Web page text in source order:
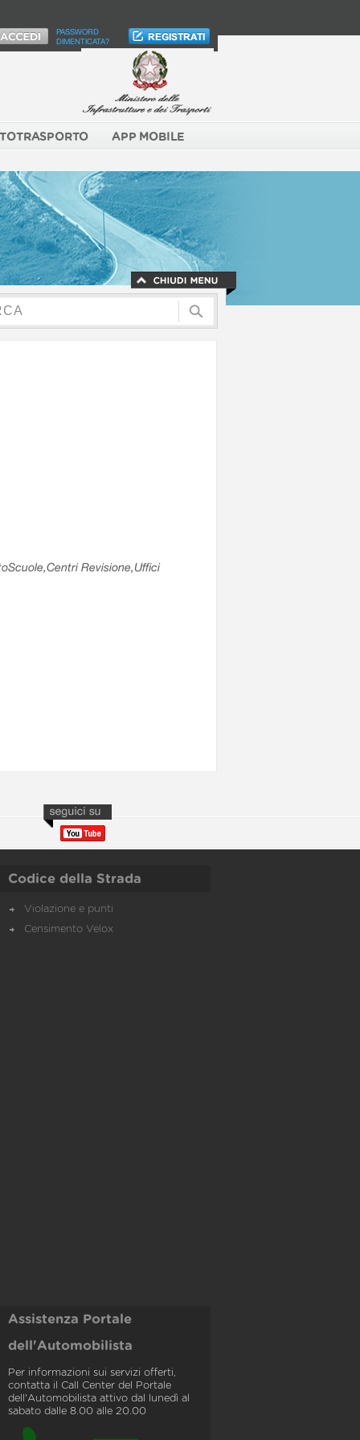
PASSWORD
DIMENTICATA?
APP MOBILE
Revisione,Uffici
Codice della Strada
Violazione e punti
Censimento Velox
Assistenza Portale
dell'Automobilista
Per informazioni sui servizi offerti,
contatta il Call Center del Portale
dell'Automobilista attivo dal lunedì al
sabato dalle 8.00 alle 20.00